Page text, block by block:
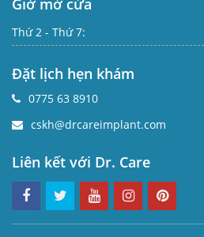
Giờ mở cửa
Thứ 2 - Thứ 7:
Đặt lịch hẹn khám
0775 63 8910
cskh@drcareimplant.com
Liên kết với Dr. Care